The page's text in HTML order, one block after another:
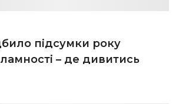
підсумки року
– де дивитись